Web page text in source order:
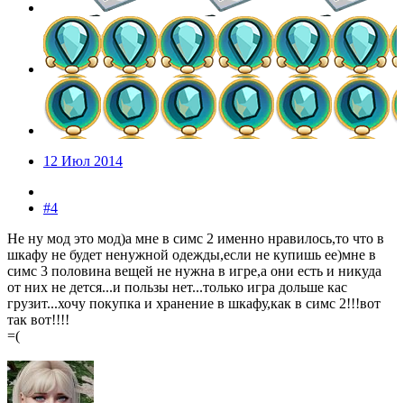
12 Июл 2014
#4
Не ну мод это мод)а мне в симс 2 именно нравилось,то что в
шкафу не будет ненужной одежды,если не купишь ее)мне в
симс 3 половина вещей не нужна в игре,а они есть и никуда
от них не дется...и пользы нет...только игра дольше кас
грузит...хочу покупка и хранение в шкафу,как в симс 2!!!вот
так вот!!!!
=(